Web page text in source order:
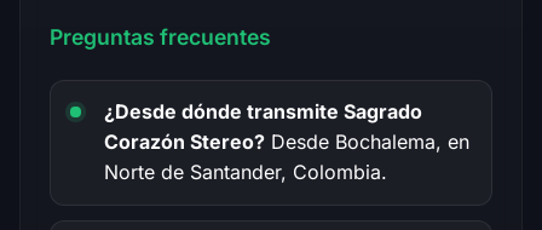
Preguntas frecuentes
¿Desde dónde transmite Sagrado
Corazón Stereo? Desde Bochalema, en
Norte de Santander, Colombia.